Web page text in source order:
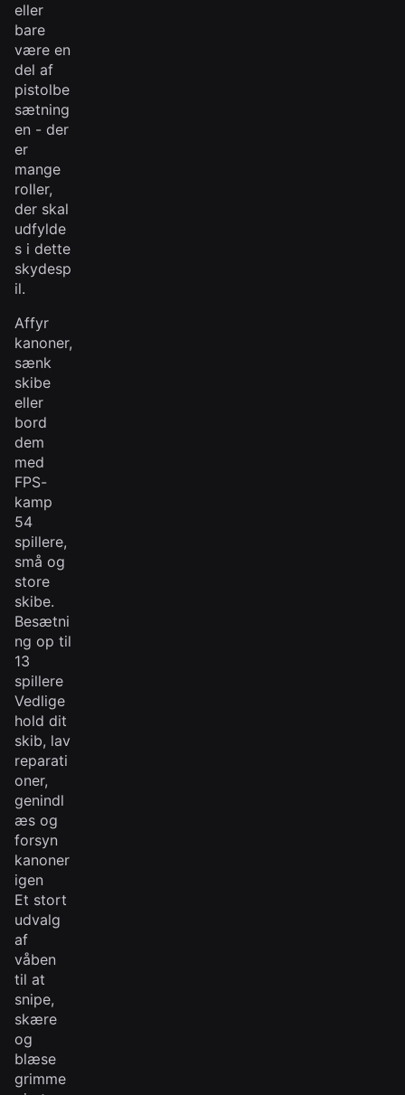
eller
bare
være en
del af
pistolbe
sætning
en - der
er
mange
roller,
der skal
udfylde
s i dette
skydesp
il.
Affyr
kanoner,
sænk
skibe
eller
bord
dem
med
FPS-
kamp
54
spillere,
små og
store
skibe.
Besætni
ng op til
13
spillere
Vedlige
hold dit
skib, lav
reparati
oner,
genindl
æs og
forsyn
kanoner
igen
Et stort
udvalg
af
våben
til at
snipe,
skære
og
blæse
grimme